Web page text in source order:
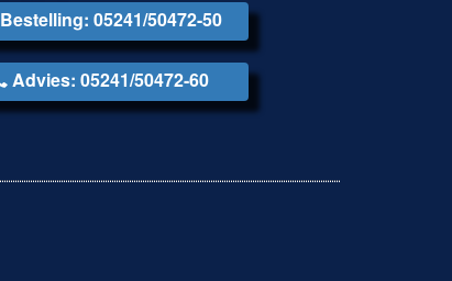
Bestelling: 05241/50472-50
Advies: 05241/50472-60